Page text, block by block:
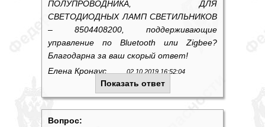
ПОЛУПРОВОДНИКА, ДЛЯ
СВЕТОДИОДНЫХ ЛАМП СВЕТИЛЬНИКОВ
– 8504408200, поддерживающие
управление по Bluetooth или Zigbee?
Благодарна за ваш скорый ответ!
Елена Кронаус
02.10.2019 16:52:04
Показать ответ
Вопрос: